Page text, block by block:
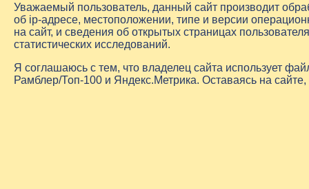
Уважаемый пользователь, данный сайт производит
об ip-адресе, местоположении, типе и версии
на сайт, и сведения об открытых страницах
статистических исследований.
Я соглашаюсь с тем, что владелец сайта использует
Рамблер/Топ-100 и Яндекс.Метрика. Оставаясь на